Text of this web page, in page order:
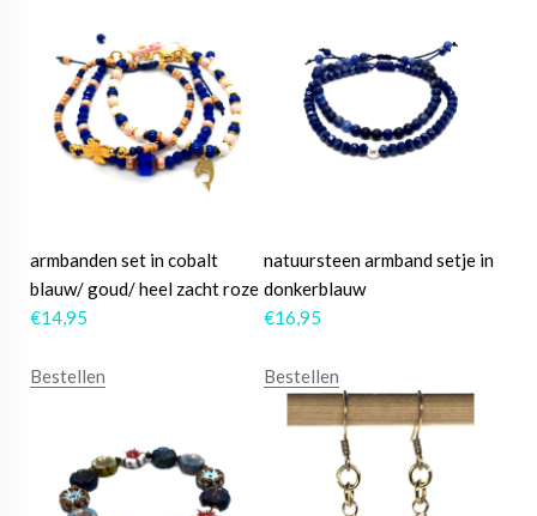
armbanden set in cobalt
blauw/ goud/ heel zacht roze
€14,95
Bestellen
natuursteen armband setje in
donkerblauw
€16,95
Bestellen